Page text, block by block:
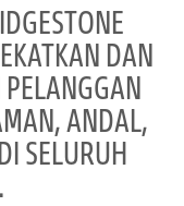
DAN
ANDAL,
SELURUH